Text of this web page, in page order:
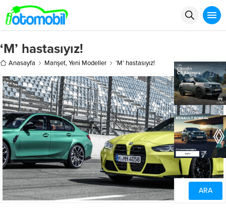
‘M’ hastasıyız!
Anasayfa Manşet,Yeni Modeller ‘M’ hastasıyız!